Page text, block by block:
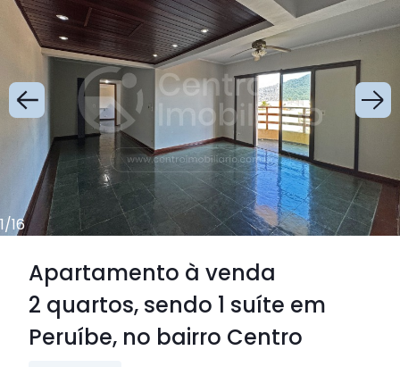
1/16
Apartamento à venda
2 quartos, sendo 1 suíte em
Peruíbe, no bairro Centro